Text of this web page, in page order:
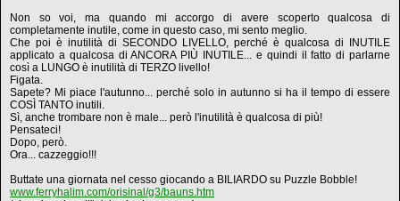
Non so voi, ma quando mi accorgo di avere scoperto qualcosa di
completamente inutile, come in questo caso, mi sento meglio.
Che poi è inutilità di SECONDO LIVELLO, perché è qualcosa di INUTILE
applicato a qualcosa di ANCORA PIÙ INUTILE... e quindi il fatto di parlarne
così a LUNGO è inutilità di TERZO livello!
Figata.
Sapete? Mi piace l'autunno... perché solo in autunno si ha il tempo di essere
COSÌ TANTO inutili.
Sì, anche trombare non è male... però l'inutilità è qualcosa di più!
Pensateci!
Dopo, però.
Ora... cazzeggio!!!
Buttate una giornata nel cesso giocando a BILIARDO su Puzzle Bobble!
www.ferryhalim.com/orisinal/g3/bauns.htm